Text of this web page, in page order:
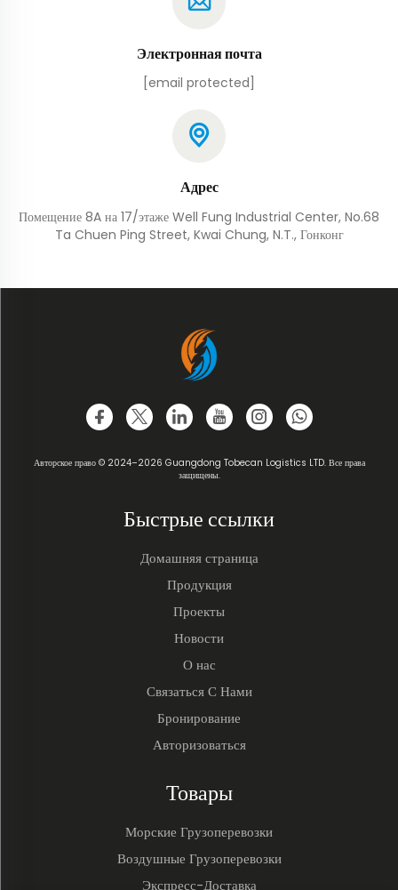
Электронная почта
[email protected]
Адрес
Помещение 8A на 17/этаже Well Fung Industrial Center, No.68
Ta Chuen Ping Street, Kwai Chung, N.T., Гонконг
Авторское право © 2024–2026 Guangdong Tobecan Logistics LTD. Все права
защищены.
Быстрые ссылки
Домашняя страница
Продукция
Проекты
Новости
О нас
Связаться С Нами
Бронирование
Авторизоваться
Товары
Морские Грузоперевозки
Воздушные Грузоперевозки
Экспресс-Доставка